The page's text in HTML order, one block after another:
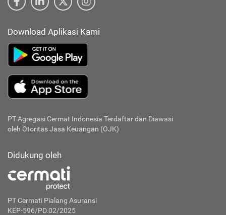
Download Aplikasi Kami
PT Agregasi Cermat Indonesia Terdaftar dan Diawasi
oleh Otoritas Jasa Keuangan (OJK)
Didukung oleh
PT Cermati Pialang Asuransi
KEP-596/PD.02/2025